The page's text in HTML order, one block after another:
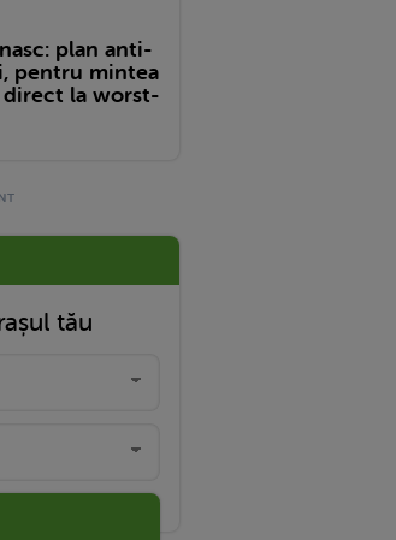
plan anti-
pentru mintea
direct la worst-
tău